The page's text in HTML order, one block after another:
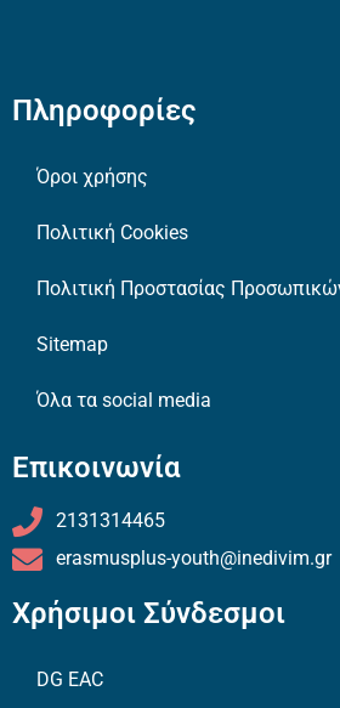
Πληροφορίες
Όροι χρήσης
Πολιτική Cookies
Πολιτική Προστασίας
Sitemap
Όλα τα social media
Επικοινωνία
2131314465
erasmusplus-youth@inedivim.gr
Χρήσιμοι Σύνδεσμοι
DG EAC